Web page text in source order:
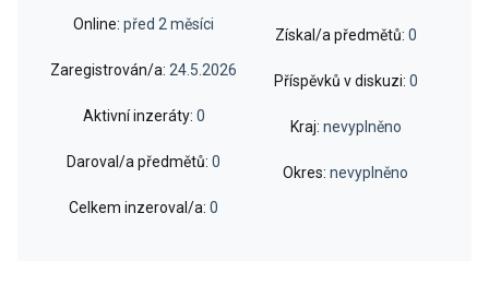
Online: před 2 měsíci
Zaregistrován/a: 24.5.2026
Aktivní inzeráty: 0
Daroval/a předmětů: 0
Celkem inzeroval/a: 0
Získal/a předmětů: 0
Příspěvků v diskuzi: 0
Kraj: nevyplněno
Okres: nevyplněno